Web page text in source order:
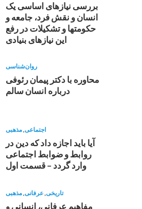
بررسی نیازهای اساسی یک
انسان و نقش فرد، جامعه و
حکومتها و تشکیلات در رفع
این نیازهای بنیادی
روان‌شناسی
محاوره با دکتر پیمان رئوفی
درباره انسان سالم
اجتماعی,مذهبی
آیا باید اجازه داد که دین در
روابط و ضوابط اجتماعی
وارد گردد – قسمت اول
تاریخی,عرفانی,مذهبی
مفاهيم عرفانى، انسانى و